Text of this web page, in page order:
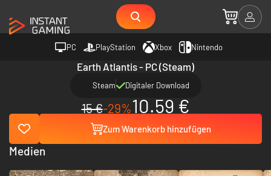
PC PlayStation Xbox Nintendo
Earth Atlantis - PC (Steam)
Steam Digitaler Download
15 €-29%10.59 €
Zum Warenkorb hinzufügen
Medien